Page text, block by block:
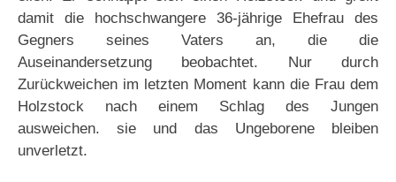
damit die hochschwangere 36-jährige Ehefrau des
Gegners seines Vaters an, die die
Auseinandersetzung beobachtet. Nur durch
Zurückweichen im letzten Moment kann die Frau dem
Holzstock nach einem Schlag des Jungen
ausweichen. sie und das Ungeborene bleiben
unverletzt.